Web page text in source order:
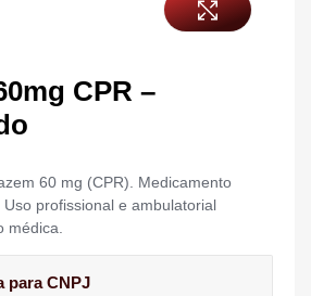
CPR –
60 mg (CPR). Medicamento
profissional e ambulatorial
médica.
para CNPJ